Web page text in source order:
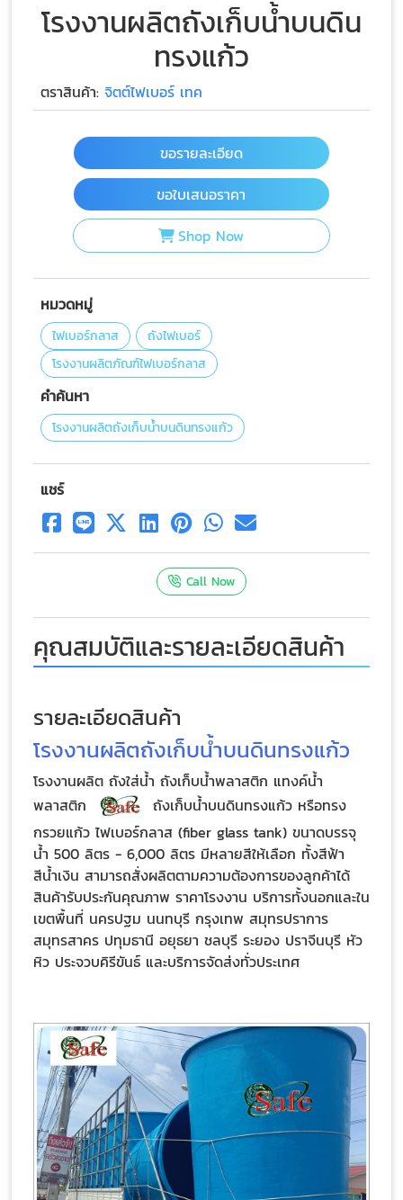
โรงงานผลิตถังเก็บน้ำบนดิน
ทรงแก้ว
ตราสินค้า: จิตต์ไฟเบอร์ เทค
ขอรายละเอียด
ขอใบเสนอราคา
Shop Now
หมวดหมู่
ไฟเบอร์กลาส
ถังไฟเบอร์
โรงงานผลิตภัณฑ์ไฟเบอร์กลาส
คำค้นหา
โรงงานผลิตถังเก็บน้ำบนดินทรงแก้ว
แชร์
Call Now
คุณสมบัติและรายละเอียดสินค้า
รายละเอียดสินค้า
โรงงานผลิตถังเก็บน้ำบนดินทรงแก้ว
โรงงานผลิต ถังใส่น้ำ ถังเก็บน้ำพลาสติก แทงค์น้ำ
พลาสติก
ถังเก็บน้ำบนดินทรงแก้ว หรือทรง
กรวยแก้ว ไฟเบอร์กลาส (fiber glass tank) ขนาดบรรจุ
น้ำ 500 ลิตร - 6,000 ลิตร มีหลายสีให้เลือก ทั้งสีฟ้า
สีน้ำเงิน สามารถสั่งผลิตตามความต้องการของลูกค้าได้
สินค้ารับประกันคุณภาพ ราคาโรงงาน บริการทั้งนอกและใน
เขตพื้นที่ นครปฐม นนทบุรี กรุงเทพ สมุทรปราการ
สมุทรสาคร ปทุมธานี อยุธยา ชลบุรี ระยอง ปราจีนบุรี หัว
หิว ประจวบคิรีขันธ์ และบริการจัดส่งทั่วประเทศ